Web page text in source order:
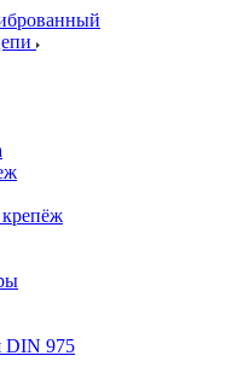
DIN 975